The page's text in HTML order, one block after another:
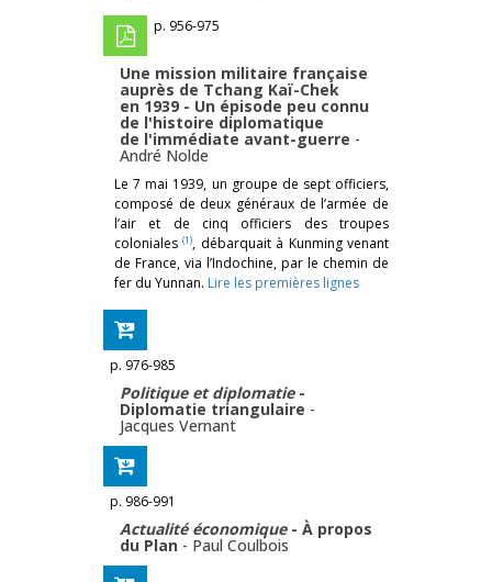
p. 956-975
Une mission militaire française
auprès de Tchang Kaï-Chek
en 1939 - Un épisode peu connu
de l'histoire diplomatique
de l'immédiate avant-guerre -
André Nolde
Le 7 mai 1939, un groupe de sept officiers,
composé de deux généraux de l’armée de
l’air et de cinq officiers des troupes
coloniales(1), débarquait à Kunming venant
de France, via l’Indochine, par le chemin de
fer du Yunnan. Lire les premières lignes
p. 976-985
Politique et diplomatie-
Diplomatie triangulaire -
Jacques Vernant
p. 986-991
Actualité économique - À propos
du Plan - Paul Coulbois